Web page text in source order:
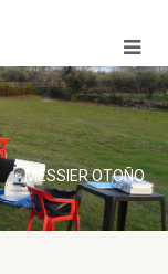
MESSIER OTOÑO